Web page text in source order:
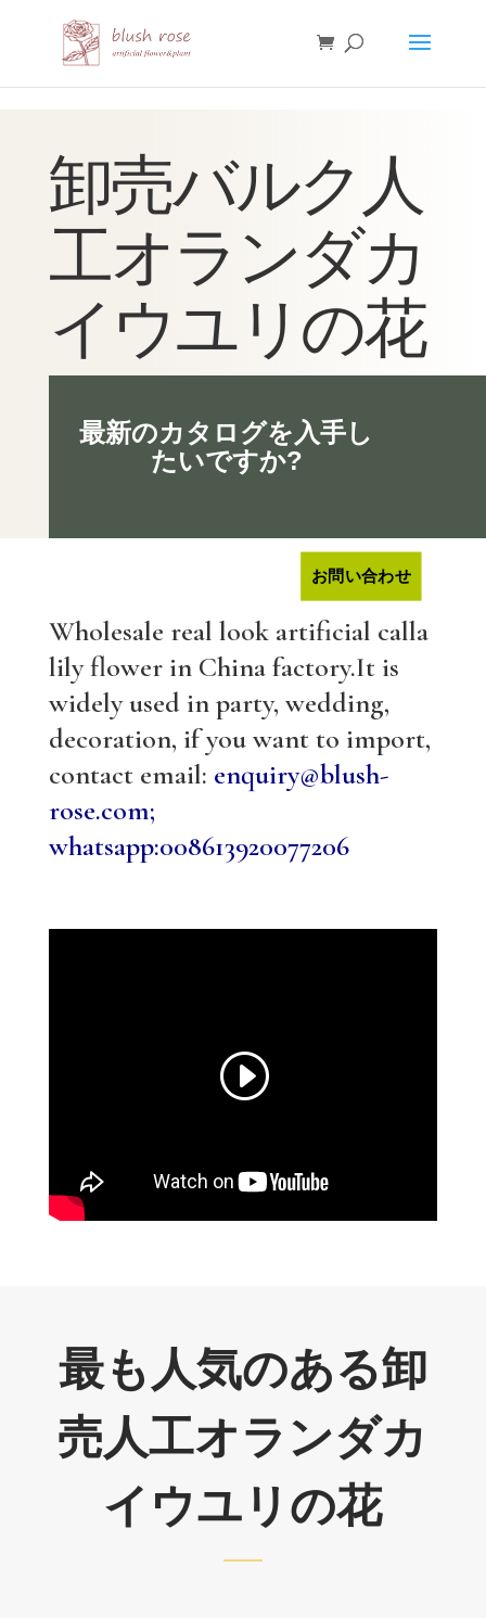
卸売バルク人
工オランダカ
イウユリの花
最新のカタログを入手し
たいですか?
お問い合わせ
Wholesale real look artificial calla
lily flower in China factory.It is
widely used in party, wedding,
decoration, if you want to import,
contact email: enquiry@blush-
rose.com;
whatsapp:008613920077206
最も人気のある卸
売人工オランダカ
イウユリの花